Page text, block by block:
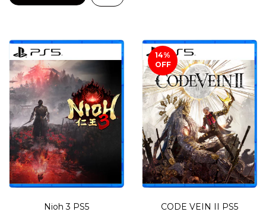
Nioh 3 PS5
14%
OFF
CODE VEIN II PS5